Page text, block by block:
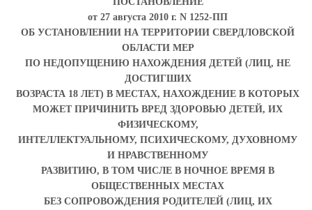
от 27 августа 2010 г. N 1252-ПП
ОБ УСТАНОВЛЕНИИ НА ТЕРРИТОРИИ СВЕРДЛОВСКОЙ
ОБЛАСТИ МЕР
ПО НЕДОПУЩЕНИЮ НАХОЖДЕНИЯ ДЕТЕЙ (ЛИЦ, НЕ
ДОСТИГШИХ
ВОЗРАСТА 18 ЛЕТ) В МЕСТАХ, НАХОЖДЕНИЕ В КОТОРЫХ
МОЖЕТ ПРИЧИНИТЬ ВРЕД ЗДОРОВЬЮ ДЕТЕЙ, ИХ
ФИЗИЧЕСКОМУ,
ИНТЕЛЛЕКТУАЛЬНОМУ, ПСИХИЧЕСКОМУ, ДУХОВНОМУ
И НРАВСТВЕННОМУ
РАЗВИТИЮ, В ТОМ ЧИСЛЕ В НОЧНОЕ ВРЕМЯ В
ОБЩЕСТВЕННЫХ МЕСТАХ
БЕЗ СОПРОВОЖДЕНИЯ РОДИТЕЛЕЙ (ЛИЦ, ИХ